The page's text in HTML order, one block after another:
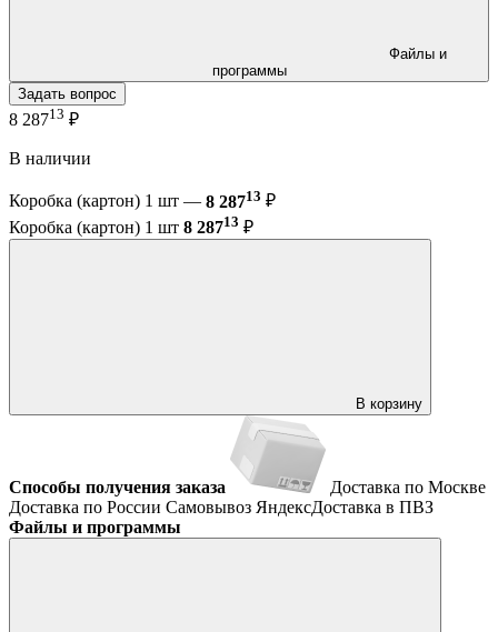
программы
Задать вопрос
8 28713 ₽
В наличии
Коробка (картон) 1 шт — 8 28713 ₽
Коробка (картон) 1 шт 8 28713 ₽
В корзину
Способы получения заказа
Доставка по Москве
Доставка по России Самовывоз ЯндексДоставка в ПВЗ
Файлы и программы